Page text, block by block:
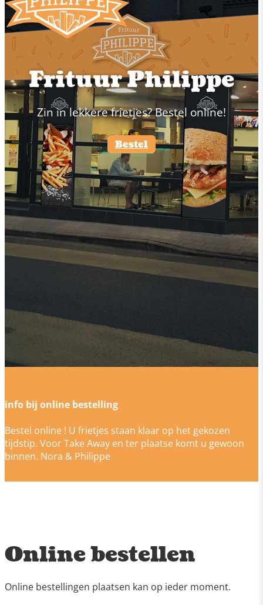
Frituur Philippe
Zin in lekkere frietjes? Bestel online!
Bestel
info bij online bestelling
Bestel online ! U frietjes staan klaar op het gekozen
tijdstip. Voor Take Away en ter plaatse komt u gewoon
binnen. Nora & Philippe
Online bestellen
Online bestellingen plaatsen kan op ieder moment.